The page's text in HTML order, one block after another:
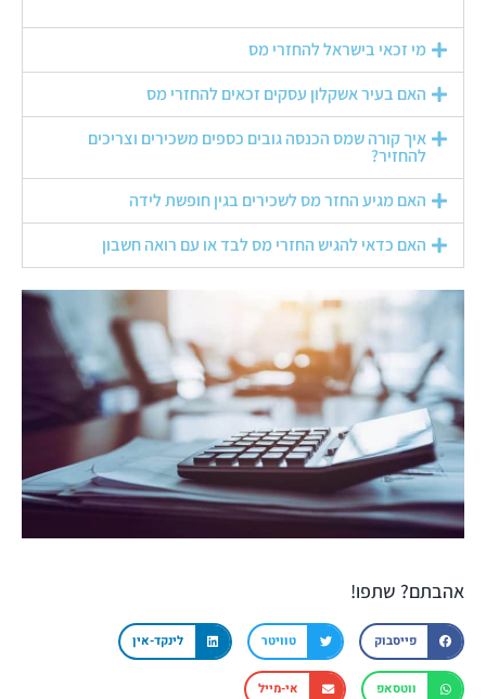
מי זכאי בישראל להחזרי מס
האם בעיר אשקלון עסקים זכאים להחזרי מס
איך קורה שמס הכנסה גובים כספים משכירים וצריכים
להחזיר?
האם מגיע החזר מס לשכירים בגין חופשת לידה
האם כדאי להגיש החזרי מס לבד או עם רואה חשבון
אהבתם? שתפו!
פייסבוק טוויטר לינקד-אין
ווטסאפ אי-מייל